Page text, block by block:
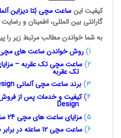
کیفیت اینساعت مچی بُتادیزاین
گارانتی بین المللی، اطمینان و
به شما خواندن مطالب مرتبط زیر را
1
)روش خواندن ساعت های
2) ساعت مچی تک عقربه –
تک عقربه
3
)برند ساعت مچی آلمانی
4
)کیفیت و خدمات پس از فروش
Design
5) مزایای ساعت های مچی 24
6) ساعت مچی 12 ساعته در برابر ساعت